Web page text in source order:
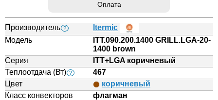
Оплата
Производитель ?
Itermic
Модель
ITT.090.200.1400 GRILL.LGA-20-
1400 brown
Серия
ITT+LGA коричневый
Теплоотдача (Вт) ?
467
Цвет
коричневый
Класс конвекторов
флагман